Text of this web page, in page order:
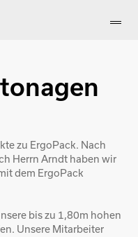
zu ErgoPack. Nach
Herrn Arndt haben wir
dem ErgoPack
bis zu 1,80m hohen
Unsere Mitarbeiter